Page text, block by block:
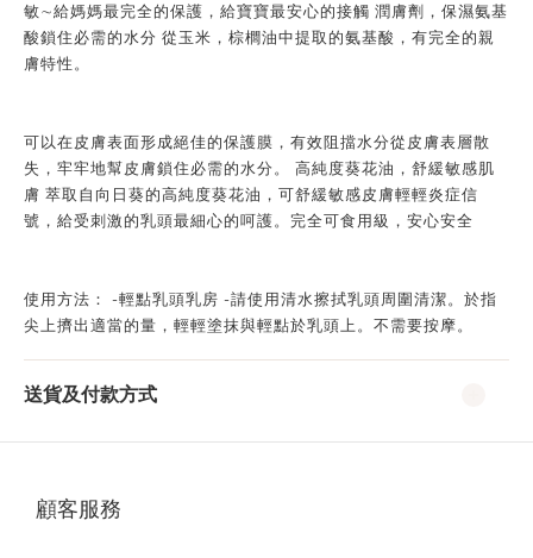
敏∼給媽媽最完全的保護，給寶寶最安心的接觸 潤膚劑，保濕氨基
酸鎖住必需的水分 從玉米，棕櫚油中提取的氨基酸，有完全的親
膚特性。
可以在皮膚表面形成絕佳的保護膜，有效阻擋水分從皮膚表層散
失，牢牢地幫皮膚鎖住必需的水分。 高純度葵花油，舒緩敏感肌
膚 萃取自向日葵的高純度葵花油，可舒緩敏感皮膚輕輕炎症信
號，給受刺激的乳頭最細心的呵護。完全可食用級，安心安全
使用方法： -輕點乳頭乳房 -請使用清水擦拭乳頭周圍清潔。於指
尖上擠出適當的量，輕輕塗抹與輕點於乳頭上。不需要按摩。
送貨及付款方式
顧客服務